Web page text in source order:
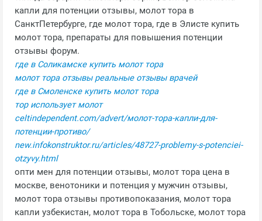
капли для потенции отзывы, молот тора в
СанктПетербурге, где молот тора, где в Элисте купить
молот тора, препараты для повышения потенции
отзывы форум.
где в Соликамске купить молот тора
молот тора отзывы реальные отзывы врачей
где в Смоленске купить молот тора
тор использует молот
celtindependent.com/advert/молот-тора-капли-для-
потенции-противо/
new.infokonstruktor.ru/articles/48727-problemy-s-potenciei-
otzyvy.html
опти мен для потенции отзывы, молот тора цена в
москве, венотоники и потенция у мужчин отзывы,
молот тора отзывы противопоказания, молот тора
капли узбекистан, молот тора в Тобольске, молот тора